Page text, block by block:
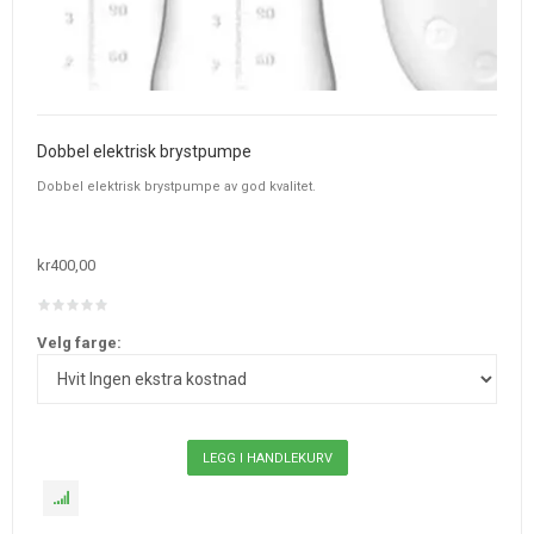
Dobbel elektrisk brystpumpe
Dobbel elektrisk brystpumpe av god kvalitet.
kr400,00
Velg farge: